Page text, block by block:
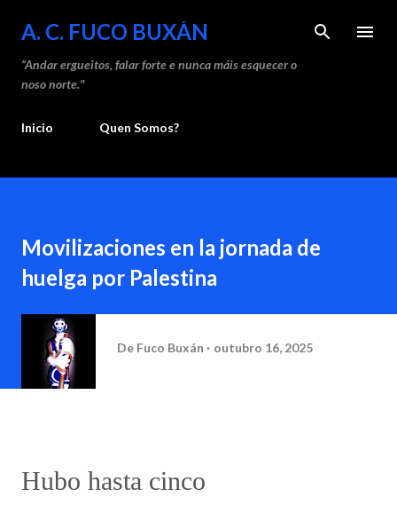
Saltar ao contido principal
A. C. FUCO BUXÁN
“Andar ergueitos, falar forte e nunca máis esquecer o
noso norte."
Inicio Quen Somos?
Movilizaciones en la jornada de
huelga por Palestina
De Fuco Buxán outubro 16, 2025
Hubo hasta cinco